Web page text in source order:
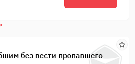
без вести пропавшего